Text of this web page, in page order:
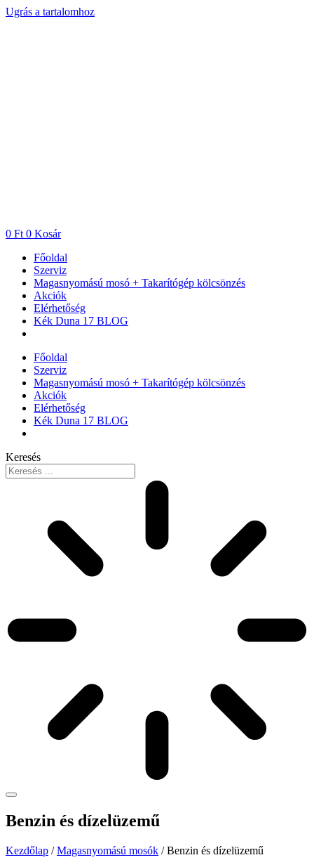
Ugrás a tartalomhoz
0 Ft 0 Kosár
Főoldal
Szerviz
Magasnyomású mosó + Takarítógép kölcsönzés
Akciók
Elérhetőség
Kék Duna 17 BLOG
Főoldal
Szerviz
Magasnyomású mosó + Takarítógép kölcsönzés
Akciók
Elérhetőség
Kék Duna 17 BLOG
Keresés
Benzin és dízelüzemű
Kezdőlap /Magasnyomású mosók / Benzin és dízelüzemű